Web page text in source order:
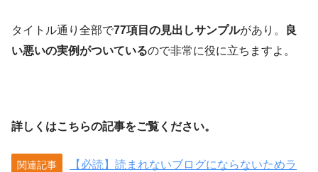
タイトル通り全部で77項目の見出しサンプルがあり。
良
い悪いの実例がついているので非常に役に立ちますよ。
詳しくはこちらの記事をご覧ください。
関連記事
【必読】読まれないブログにならないためラ